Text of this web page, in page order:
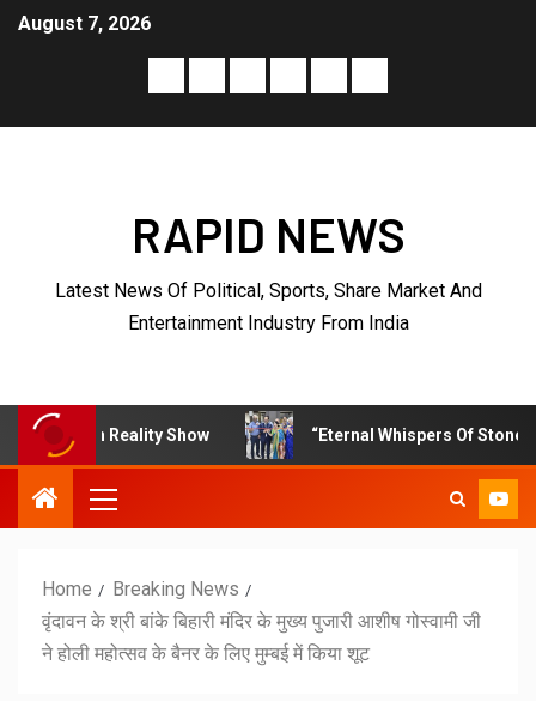
August 7, 2026
RAPID NEWS
Latest News Of Political, Sports, Share Market And
Entertainment Industry From India
Show “Eternal Whispers Of Stone” Solo Show Of
Home
Breaking News
वृंदावन के श्री बांके बिहारी मंदिर के मुख्य पुजारी आशीष गोस्वामी जी
ने होली महोत्सव के बैनर के लिए मुम्बई में किया शूट